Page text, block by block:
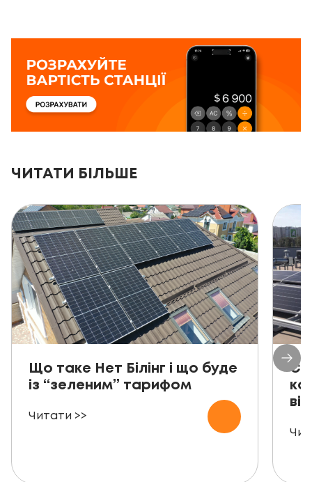
ЧИТАТИ БІЛЬШЕ
Що таке Нет Білінг і що буде
із “зеленим” тарифом
Читати >>